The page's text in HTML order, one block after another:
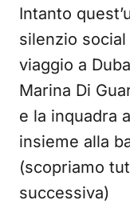
Intanto
silenzio
viaggio a
Marina Di
e la inquadra
insieme alla
(scopriamo
successiva)